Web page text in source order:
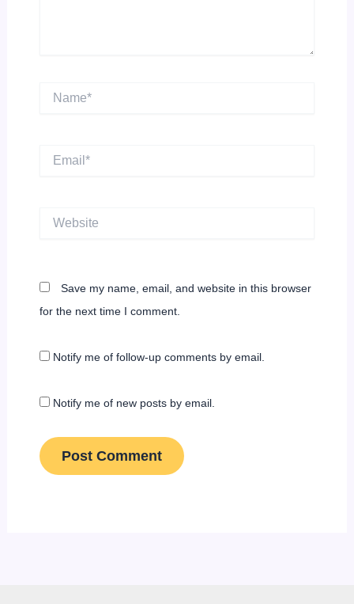
Name*
Save my name, email, and website in this browser
for the next time I comment.
Notify me of follow-up comments by email.
Notify me of new posts by email.